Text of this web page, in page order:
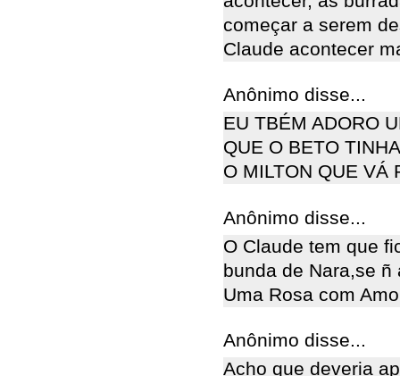
começar a serem
Claude acontecer
Anônimo disse...
EU TBÉM ADORO
QUE O BETO
O MILTON QUE VÁ
Anônimo disse...
O Claude tem que
bunda de Nara,se
Uma Rosa com
Anônimo disse...
Acho que deveria